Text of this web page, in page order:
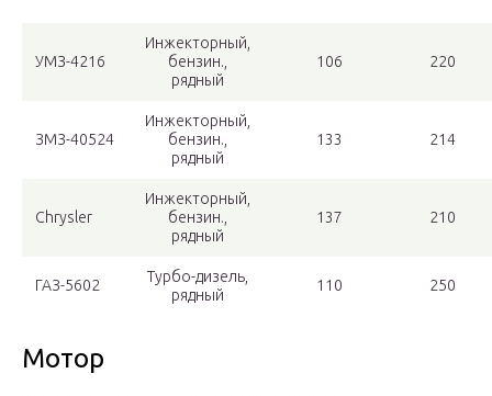
УМЗ-4216
Инжекторный,
бензин.,
рядный
106 220
ЗМЗ-40524
Инжекторный,
бензин.,
рядный
133 214
Chrysler
Инжекторный,
бензин.,
рядный
137 210
ГАЗ-5602
Турбо-дизель,
рядный
110 250
Мотор